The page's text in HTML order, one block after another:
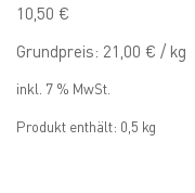
10,50 €
Grundpreis: 21,00 € / kg
inkl. 7 % MwSt.
Produkt enthält: 0,5 kg